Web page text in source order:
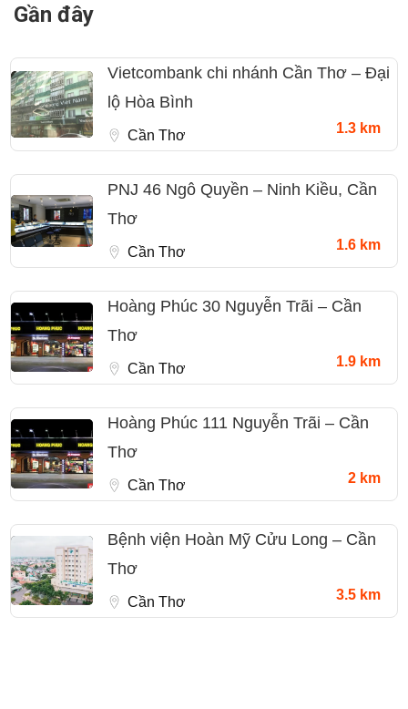
Gần đây
Vietcombank chi nhánh Cần Thơ – Đại
lộ Hòa Bình
Cần Thơ 1.3 km
PNJ 46 Ngô Quyền – Ninh Kiều, Cần
Thơ
Cần Thơ 1.6 km
Hoàng Phúc 30 Nguyễn Trãi – Cần
Thơ
Cần Thơ 1.9 km
Hoàng Phúc 111 Nguyễn Trãi – Cần
Thơ
Cần Thơ 2 km
Bệnh viện Hoàn Mỹ Cửu Long – Cần
Thơ
Cần Thơ 3.5 km